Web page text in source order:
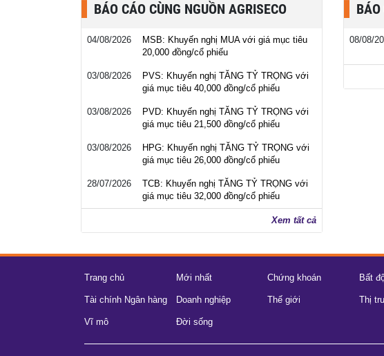
BÁO CÁO CÙNG NGUỒN AGRISECO
04/08/2026
MSB: Khuyến nghị MUA với giá mục tiêu
20,000 đồng/cổ phiếu
03/08/2026
PVS: Khuyến nghị TĂNG TỶ TRỌNG với
giá mục tiêu 40,000 đồng/cổ phiếu
03/08/2026
PVD: Khuyến nghị TĂNG TỶ TRỌNG với
giá mục tiêu 21,500 đồng/cổ phiếu
03/08/2026
HPG: Khuyến nghị TĂNG TỶ TRỌNG với
giá mục tiêu 26,000 đồng/cổ phiếu
28/07/2026
TCB: Khuyến nghị TĂNG TỶ TRỌNG với
giá mục tiêu 32,000 đồng/cổ phiếu
Xem tất cả
08/08/
Trang chủ Mới nhất Chứng khoán Bất
Tài chính Ngân hàng Doanh nghiệp Thế giới Thị
Vĩ mô Đời sống